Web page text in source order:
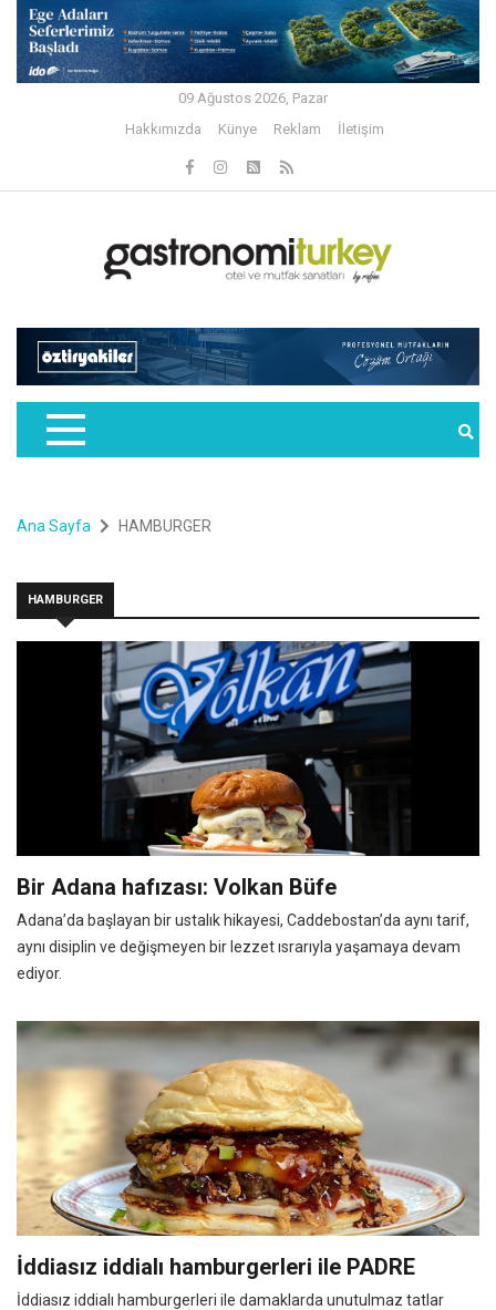
09 Ağustos 2026, Pazar
Hakkımızda
Künye Reklam İletişim
Ana Sayfa HAMBURGER
HAMBURGER
Bir Adana hafızası: Volkan Büfe
Adana’da başlayan bir ustalık hikayesi, Caddebostan’da aynı tarif,
aynı disiplin ve değişmeyen bir lezzet ısrarıyla yaşamaya devam
ediyor.
İddiasız iddialı hamburgerleri ile PADRE
İddiasız iddialı hamburgerleri ile damaklarda unutulmaz tatlar